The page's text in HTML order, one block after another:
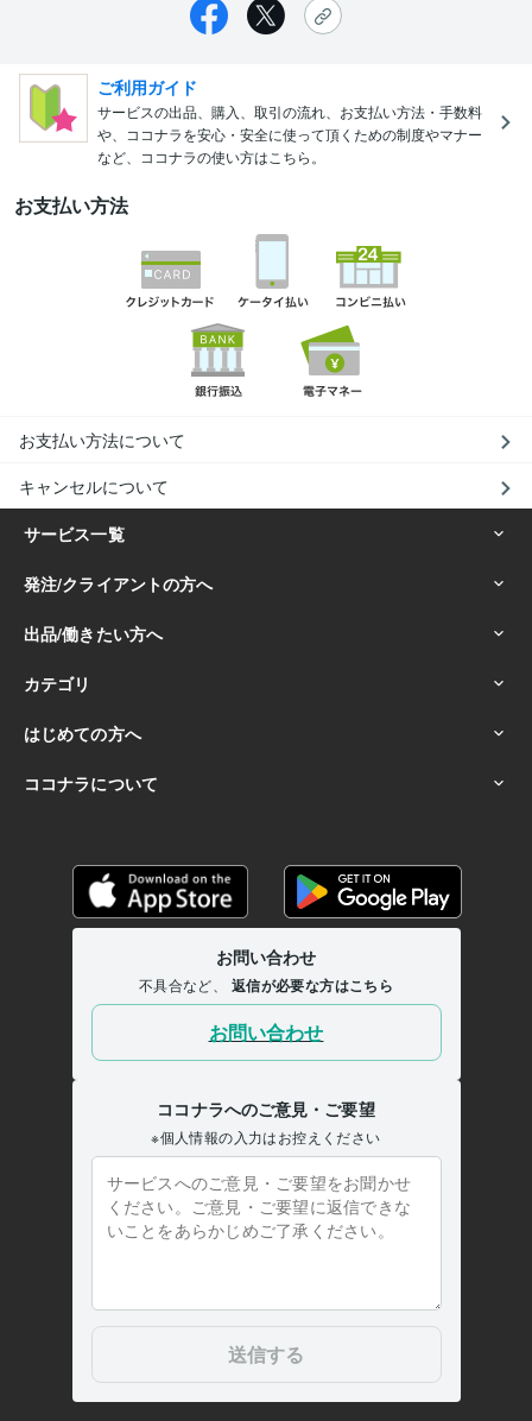
ご利用ガイド
サービスの出品、購入、取引の流れ、お支払い方法・手数料
や、ココナラを安心・安全に使って頂くための制度やマナー
など、ココナラの使い方はこちら。
お支払い方法
お支払い方法について
キャンセルについて